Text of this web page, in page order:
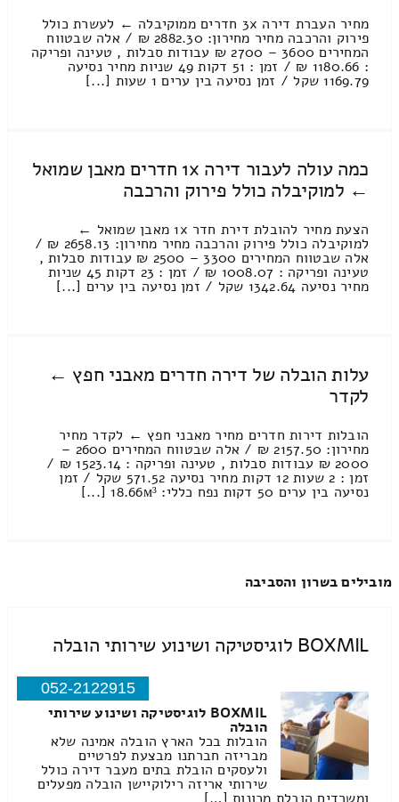
מחיר העברת דירה 3x חדרים ממוקיבלה ← לעשרת כולל
פירוק והרכבה מחיר מחירון: 2882.30 ₪ / אלה שבטווח
המחירים 3600 – 2700 ₪ עבודות סבלות , טעינה ופריקה
: 1180.66 ₪ / זמן : 51 דקות 49 שניות מחיר נסיעה
1169.79 שקל / זמן נסיעה בין ערים 1 שעות [...]
כמה עולה לעבור דירה 1x חדרים מאבן שמואל
← למוקיבלה כולל פירוק והרכבה
הצעת מחיר להובלת דירת חדר 1x מאבן שמואל ←
למוקיבלה כולל פירוק והרכבה מחיר מחירון: 2658.13 ₪ /
אלה שבטווח המחירים 3300 – 2500 ₪ עבודות סבלות ,
טעינה ופריקה : 1008.07 ₪ / זמן : 23 דקות 45 שניות
מחיר נסיעה 1342.64 שקל / זמן נסיעה בין ערים [...]
עלות הובלה של דירה חדרים מאבני חפץ ←
לקדר
הובלות דירות חדרים מחיר מאבני חפץ ← לקדר מחיר
מחירון: 2157.50 ₪ / אלה שבטווח המחירים 2600 –
2000 ₪ עבודות סבלות , טעינה ופריקה : 1523.14 ₪ /
זמן : 2 שעות 12 דקות מחיר נסיעה 571.52 שקל / זמן
נסיעה בין ערים 50 דקות נפח כללי: 18.66м³ [...]
מובילים בשרון והסביבה
BOXMIL לוגיסטיקה ושינוע שירותי הובלה
052-2122915
BOXMIL לוגיסטיקה ושינוע שירותי
הובלה
הובלות בכל הארץ הובלה אמינה שלא
מבריזה חברתנו מבצעת לפרטיים
ולעסקים הובלת בתים מעבר דירה כולל
שירותי אריזה רילוקיישן הובלה מפעלים